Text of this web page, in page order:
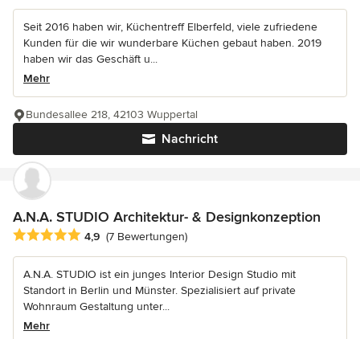
Seit 2016 haben wir, Küchentreff Elberfeld, viele zufriedene
Kunden für die wir wunderbare Küchen gebaut haben. 2019
haben wir das Geschäft u...
Mehr
Nachricht
Bundesallee 218, 42103 Wuppertal
A.N.A. STUDIO Architektur- & Designkonzeption
Durchschnittliche Bewertung: 4.9 von 5 Sternen
4,9 (7 Bewertungen)
A.N.A. STUDIO ist ein junges Interior Design Studio mit
Standort in Berlin und Münster. Spezialisiert auf private
Wohnraum Gestaltung unter...
Mehr